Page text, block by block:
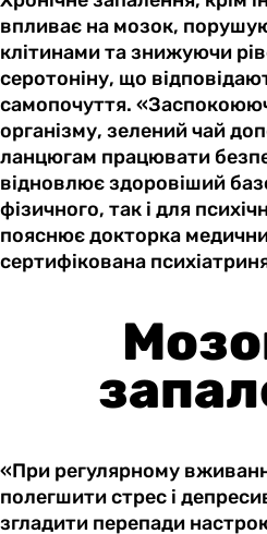
впливає на мозок,
клітинами та знижуючи
серотоніну, що
самопочуття.
організму, зелений чай
ланцюгам працювати
відновлює здоровіший
фізичного, так і для
пояснює докторка
сертифікована
«При регулярному
полегшити стрес і
згладити перепади